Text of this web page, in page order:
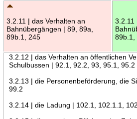
3.2.11 | das Verhalten an
Bahnübergängen | 89, 89a,
89b.1, 245
3.2.11
89b.1,
3.2.12 | das Verhalten an öffentlichen
Schulbussen | 92.1, 92.2, 93, 95.1, 95.2
3.2.13 | die Personenbeförderung, die
99.2
3.2.14 | die Ladung | 102.1, 102.1.1,